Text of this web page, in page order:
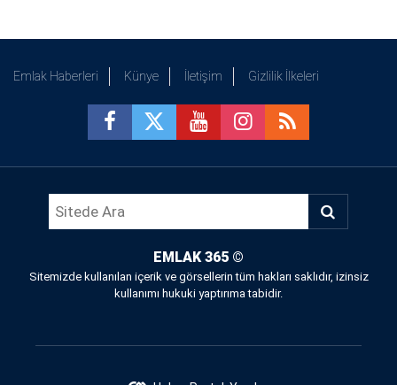
Emlak Haberleri Künye İletişim Gizlilik İlkeleri
EMLAK 365 ©
Sitemizde kullanılan içerik ve görsellerin tüm hakları saklıdır, izinsiz
kullanımı hukuki yaptırıma tabidir.